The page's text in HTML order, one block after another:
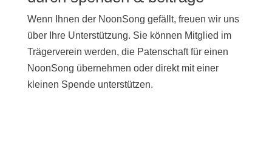
Wenn Ihnen der NoonSong gefällt, freuen wir uns
über Ihre Unterstützung. Sie können Mitglied im
Trägerverein werden, die Patenschaft für einen
NoonSong übernehmen oder direkt mit einer
kleinen Spende unterstützen.